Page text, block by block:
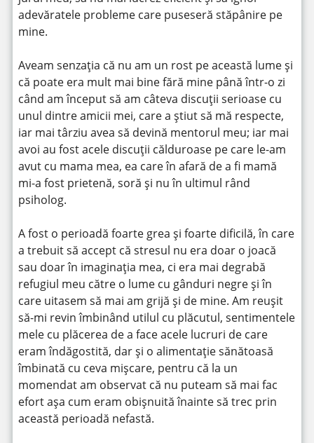
adevăratele probleme care puseseră stăpânire pe
mine.
Aveam senzația că nu am un rost pe această lume și
că poate era mult mai bine fără mine până într-o zi
când am început să am câteva discuții serioase cu
unul dintre amicii mei, care a știut să mă respecte,
iar mai târziu avea să devină mentorul meu; iar mai
avoi au fost acele discuții călduroase pe care le-am
avut cu mama mea, ea care în afară de a fi mamă
mi-a fost prietenă, soră și nu în ultimul rând
psiholog.
A fost o perioadă foarte grea și foarte dificilă, în care
a trebuit să accept că stresul nu era doar o joacă
sau doar în imaginația mea, ci era mai degrabă
refugiul meu către o lume cu gânduri negre și în
care uitasem să mai am grijă și de mine. Am reușit
să-mi revin îmbinând utilul cu plăcutul, sentimentele
mele cu plăcerea de a face acele lucruri de care
eram îndăgostită, dar și o alimentație sănătoasă
îmbinată cu ceva mișcare, pentru că la un
momendat am observat că nu puteam să mai fac
efort așa cum eram obișnuită înainte să trec prin
această perioadă nefastă.